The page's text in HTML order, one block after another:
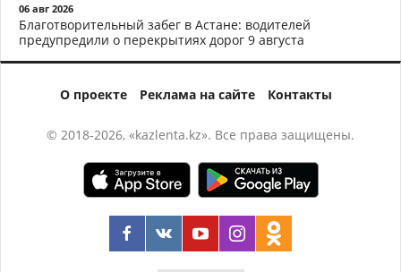
06 авг 2026
Благотворительный забег в Астане: водителей
предупредили о перекрытиях дорог 9 августа
О проекте Реклама на сайте Контакты
© 2018-2026, «kazlenta.kz». Все права защищены.